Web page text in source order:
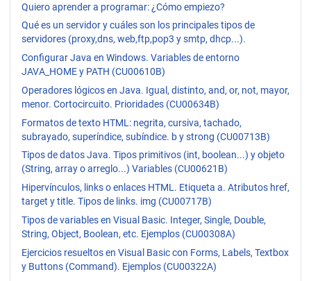
Quiero aprender a programar: ¿Cómo empiezo?
Qué es un servidor y cuáles son los principales tipos de
servidores (proxy,dns, web,ftp,pop3 y smtp, dhcp...).
Configurar Java en Windows. Variables de entorno
JAVA_HOME y PATH (CU00610B)
Operadores lógicos en Java. Igual, distinto, and, or, not, mayor,
menor. Cortocircuito. Prioridades (CU00634B)
Formatos de texto HTML: negrita, cursiva, tachado,
subrayado, superíndice, subíndice. b y strong (CU00713B)
Tipos de datos Java. Tipos primitivos (int, boolean...) y objeto
(String, array o arreglo...) Variables (CU00621B)
Hipervínculos, links o enlaces HTML. Etiqueta a. Atributos href,
target y title. Tipos de links. img (CU00717B)
Tipos de variables en Visual Basic. Integer, Single, Double,
String, Object, Boolean, etc. Ejemplos (CU00308A)
Ejercicios resueltos en Visual Basic con Forms, Labels, Textbox
y Buttons (Command). Ejemplos (CU00322A)